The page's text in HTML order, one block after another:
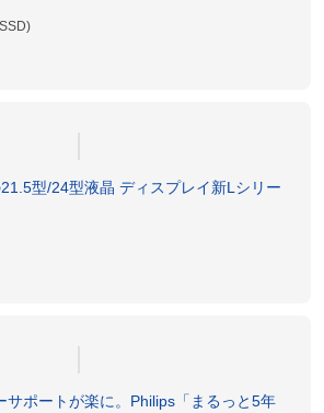
型/24型液晶 ディスプレイ新Lシリー
サポートが楽に。Philips「まるっと5年